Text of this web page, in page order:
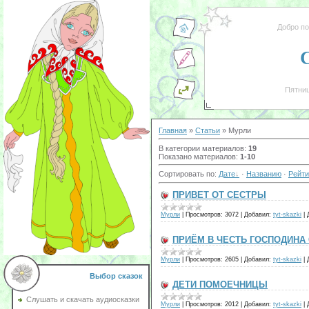
Выбор сказок
Слушать и скачать аудиосказки
Добро
Главная » Статьи » Мурли
В категории материалов: 19
Показано материалов: 1-10
Сортировать по: Дате · Названию ·
ПРИВЕТ ОТ СЕСТРЫ
Мурли Просмотров: 3072 Добавил: tyt-skazki
ПРИЁМ В ЧЕСТЬ ГОСПОДИНА
Мурли Просмотров: 2605 Добавил: tyt-skazki
ДЕТИ ПОМОЕЧНИЦЫ
Мурли Просмотров: 2012 Добавил: tyt-skazki